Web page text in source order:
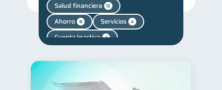
Salud financiera 12
Ahorro 8 Servicios 4
Cuenta Inactiva 1
Finanzas personales
Manejo de deudas